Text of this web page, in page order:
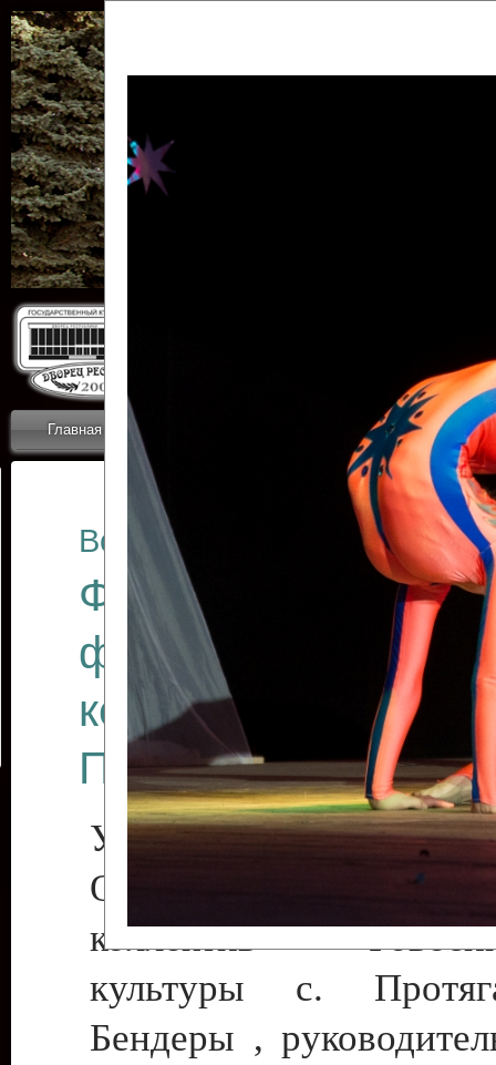
Главная Новости
ОТЧЕТЫ ГКЦ
Все отчеты
Финал
фестиваля
коллективов
Приднестровского
Участники фестиваля:
Образцовый
коллектив
культуры с.
Бендеры ,